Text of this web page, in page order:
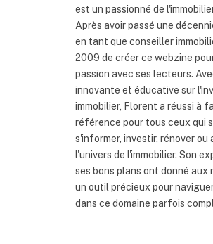
est un passionné de
Après avoir passé une
en tant que conseiller
2009 de créer ce webzine
passion avec ses lecteurs.
innovante et éducative sur
immobilier, Florent a réussi à
référence pour tous ceux qui
s'informer, investir, rénover ou
l'univers de l'immobilier. Son
ses bons plans ont donné aux
un outil précieux pour
dans ce domaine parfois